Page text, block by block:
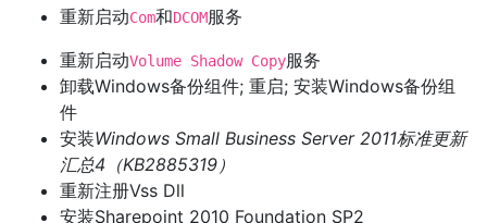
重新启动Com和DCOM服务
重新启动Volume Shadow Copy服务
卸载Windows备份组件; 重启; 安装Windows备份组
件
安装Windows Small Business Server 2011标准更新
汇总4（KB2885319）
重新注册Vss Dll
安装Sharepoint 2010 Foundation SP2